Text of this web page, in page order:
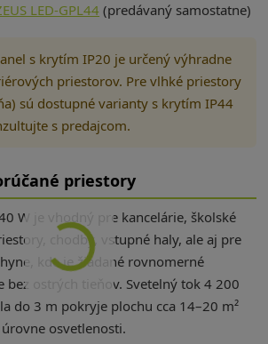
LED-GPL44 (predávaný samostatne)
s krytím IP20 je určený výhradne
priestorov. Pre vlhké priestory
sú dostupné varianty s krytím IP44
s predajcom.
priestory
W je vhodný pre kancelárie, školské
chodby, vstupné haly, ale aj pre
kde je žiadané rovnomerné
bez ostrých tieňov. Svetelný tok 4 200
do 3 m pokryje plochu cca 14–20 m²
osvetlenosti.